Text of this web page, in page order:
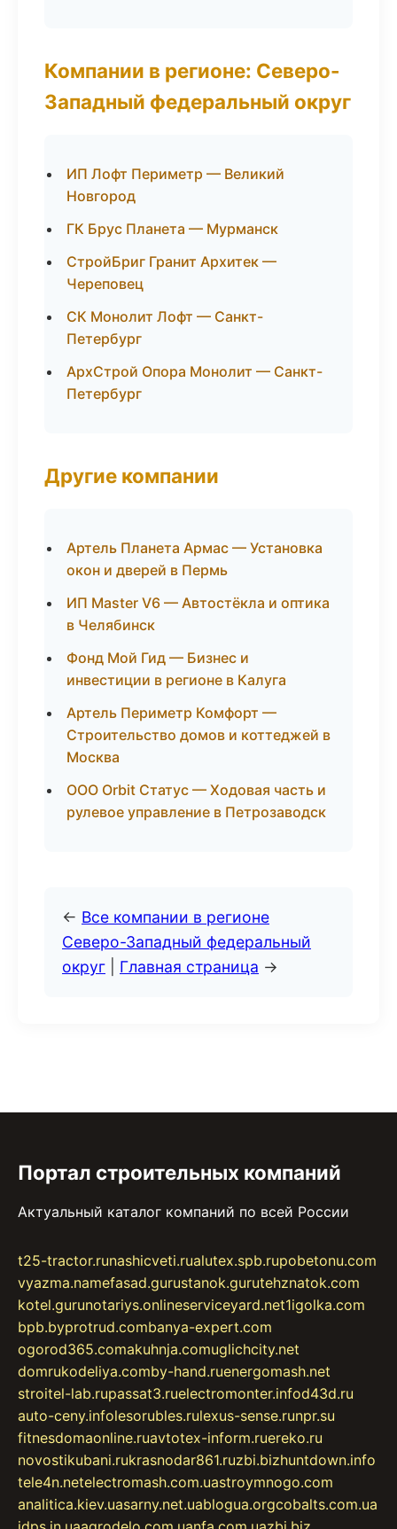
Компании в регионе: Северо-
Западный федеральный округ
ИП Лофт Периметр — Великий
Новгород
ГК Брус Планета — Мурманск
СтройБриг Гранит Архитек —
Череповец
СК Монолит Лофт — Санкт-
Петербург
АрхСтрой Опора Монолит — Санкт-
Петербург
Другие компании
Артель Планета Армас — Установка
окон и дверей в Пермь
ИП Master V6 — Автостёкла и оптика
в Челябинск
Фонд Мой Гид — Бизнес и
инвестиции в регионе в Калуга
Артель Периметр Комфорт —
Строительство домов и коттеджей в
Москва
ООО Orbit Статус — Ходовая часть и
рулевое управление в Петрозаводск
← Все компании в регионе
Северо-Западный федеральный
округ
Главная страница →
Портал строительных компаний
Актуальный каталог компаний по всей России
t25-tractor.runashicveti.rualutex.spb.rupobetonu.com
vyazma.namefasad.gurustanok.gurutehznatok.com
kotel.gurunotariys.onlineserviceyard.net1igolka.com
bpb.byprotrud.combanya-expert.com
ogorod365.comakuhnja.comuglichcity.net
domrukodeliya.comby-hand.ruenergomash.net
stroitel-lab.rupassat3.ruelectromonter.infod43d.ru
auto-ceny.infolesorubles.rulexus-sense.runpr.su
fitnesdomaonline.ruavtotex-inform.ruereko.ru
novostikubani.rukrasnodar861.ruzbi.bizhuntdown.info
tele4n.netelectromash.com.uastroymnogo.com
analitica.kiev.uasarny.net.uablogua.orgcobalts.com.ua